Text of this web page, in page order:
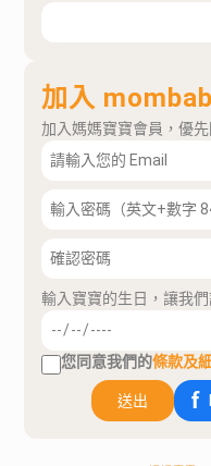
加入
加入媽媽寶寶會員，優
輸入寶寶的生日，讓我
您同意我們的條款及
送出